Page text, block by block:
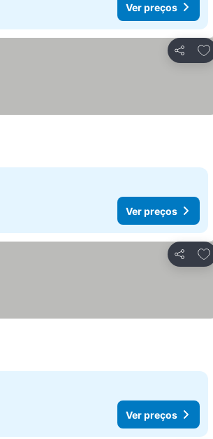
Ver preços
Partilhar
Ver preços
Partilhar
Ver preços